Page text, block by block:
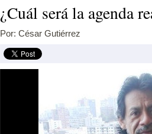
¿Cuál será la agenda
Por: César Gutiérrez